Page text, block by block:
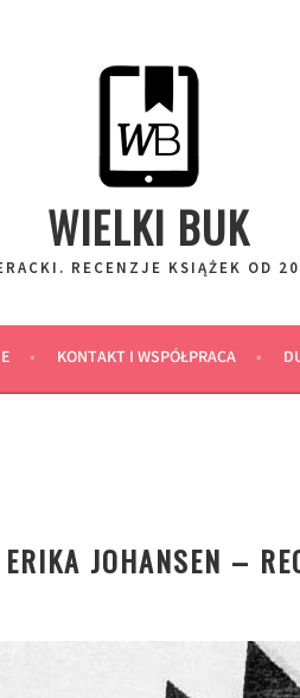
WIELKI BUK
RECENZJE KSIĄŻEK OD
KONTAKT I WSPÓŁPRACA
JOHANSEN –